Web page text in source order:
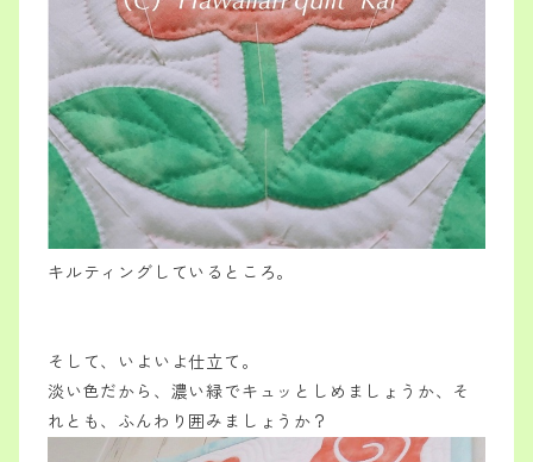
キルティングしているところ。
そして、いよいよ仕立て。
淡い色だから、濃い緑でキュッとしめましょうか、そ
れとも、ふんわり囲みましょうか？